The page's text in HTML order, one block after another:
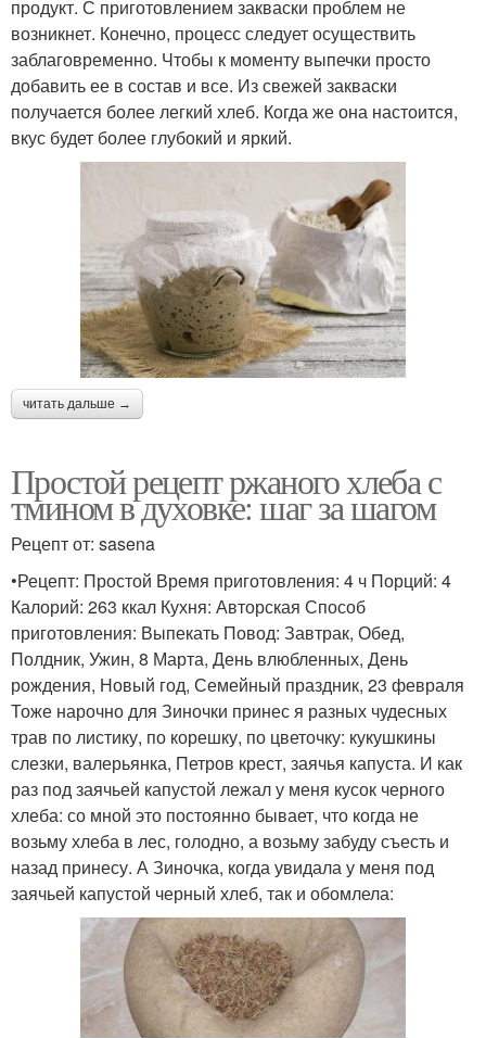
продукт. С приготовлением закваски проблем не
возникнет. Конечно, процесс следует осуществить
заблаговременно. Чтобы к моменту выпечки просто
добавить ее в состав и все. Из свежей закваски
получается более легкий хлеб. Когда же она настоится,
вкус будет более глубокий и яркий.
читать дальше →
Простой рецепт ржаного хлеба с
тмином в духовке: шаг за шагом
Рецепт от: sasena
•Рецепт: Простой Время приготовления: 4 ч Порций: 4
Калорий: 263 ккал Кухня: Авторская Способ
приготовления: Выпекать Повод: Завтрак, Обед,
Полдник, Ужин, 8 Марта, День влюбленных, День
рождения, Новый год, Семейный праздник, 23 февраля
Тоже нарочно для Зиночки принес я разных чудесных
трав по листику, по корешку, по цветочку: кукушкины
слезки, валерьянка, Петров крест, заячья капуста. И как
раз под заячьей капустой лежал у меня кусок черного
хлеба: со мной это постоянно бывает, что когда не
возьму хлеба в лес, голодно, а возьму забуду съесть и
назад принесу. А Зиночка, когда увидала у меня под
заячьей капустой черный хлеб, так и обомлела: